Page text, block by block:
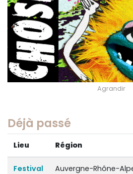
Agrandir
Déjà passé
Lieu Région
Festival
Auvergne-Rhône-